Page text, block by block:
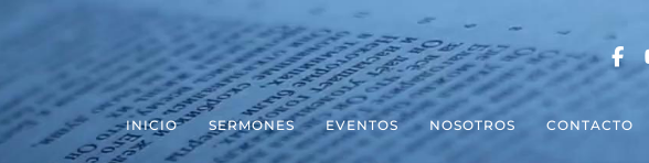
INICIO SERMONES EVENTOS NOSOTROS CONTACTO